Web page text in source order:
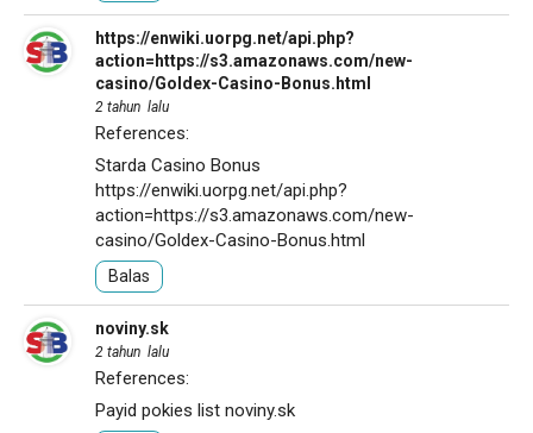
https://enwiki.uorpg.net/api.php?
action=https://s3.amazonaws.com/new-
casino/Goldex-Casino-Bonus.html
2 tahun lalu
References:
Starda Casino Bonus
https://enwiki.uorpg.net/api.php?
action=https://s3.amazonaws.com/new-
casino/Goldex-Casino-Bonus.html
Balas
noviny.sk
2 tahun lalu
References:
Payid pokies list noviny.sk